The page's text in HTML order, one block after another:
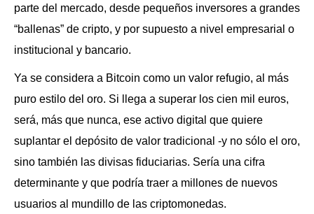
parte del mercado, desde pequeños inversores a grandes
“ballenas” de cripto, y por supuesto a nivel empresarial o
institucional y bancario.
Ya se considera a Bitcoin como un valor refugio, al más
puro estilo del oro. Si llega a superar los cien mil euros,
será, más que nunca, ese activo digital que quiere
suplantar el depósito de valor tradicional -y no sólo el oro,
sino también las divisas fiduciarias. Sería una cifra
determinante y que podría traer a millones de nuevos
usuarios al mundillo de las criptomonedas.